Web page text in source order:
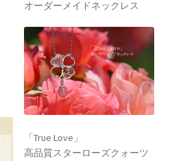
オーダーメイドネックレス
「True Love」
高品質スターローズクォーツ